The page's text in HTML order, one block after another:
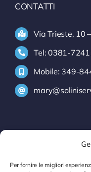
Per fornire le migliori
CONTATTI
Via Trieste, 10
Tel: 0381-
Mobile: 349-
INFORMATIVA